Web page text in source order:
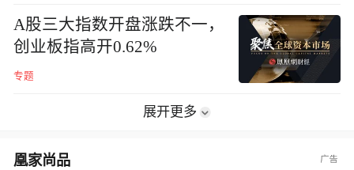
A股三大指数开盘涨跌不一，
创业板指高开0.62%
专题
展开更多
凰家尚品